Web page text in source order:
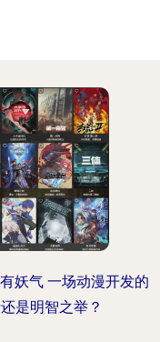
妖气 一场动漫开发的
是明智之举？